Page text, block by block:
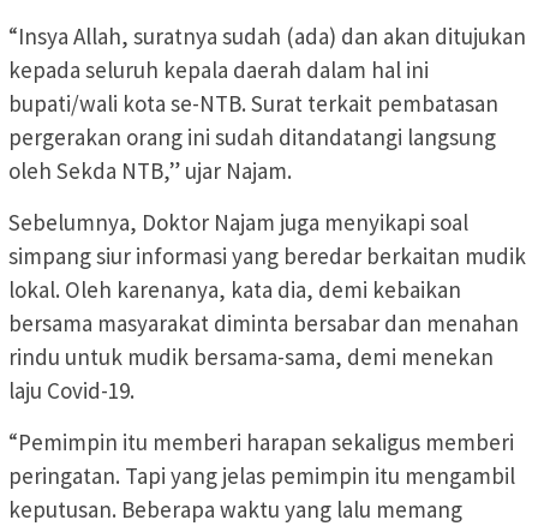
“Insya Allah, suratnya sudah (ada) dan akan ditujukan
kepada seluruh kepala daerah dalam hal ini
bupati/wali kota se-NTB. Surat terkait pembatasan
pergerakan orang ini sudah ditandatangi langsung
oleh Sekda NTB,” ujar Najam.
Sebelumnya, Doktor Najam juga menyikapi soal
simpang siur informasi yang beredar berkaitan mudik
lokal. Oleh karenanya, kata dia, demi kebaikan
bersama masyarakat diminta bersabar dan menahan
rindu untuk mudik bersama-sama, demi menekan
laju Covid-19.
“Pemimpin itu memberi harapan sekaligus memberi
peringatan. Tapi yang jelas pemimpin itu mengambil
keputusan. Beberapa waktu yang lalu memang